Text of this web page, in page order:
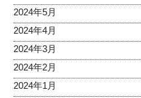
2024年5月
2024年4月
2024年3月
2024年2月
2024年1月